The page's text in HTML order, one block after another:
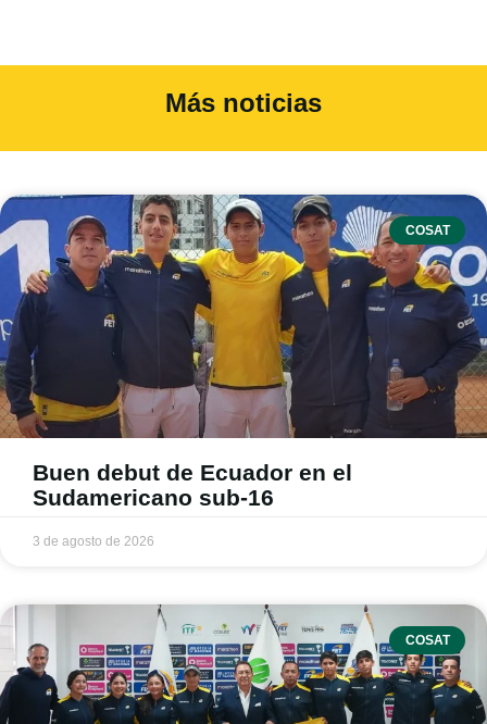
Más noticias
COSAT
Buen debut de Ecuador en el
Sudamericano sub-16
3 de agosto de 2026
COSAT